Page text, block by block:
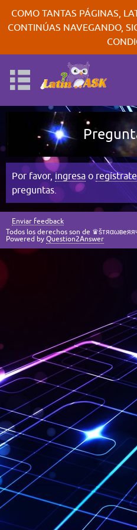
COMO TANTAS PÁGINAS,
CONTINÚAS NAVEGANDO,
Por favor,ingresa o regístrate
preguntas.
Enviar feedback
Todos los derechos son de
Powered by Question2Answer